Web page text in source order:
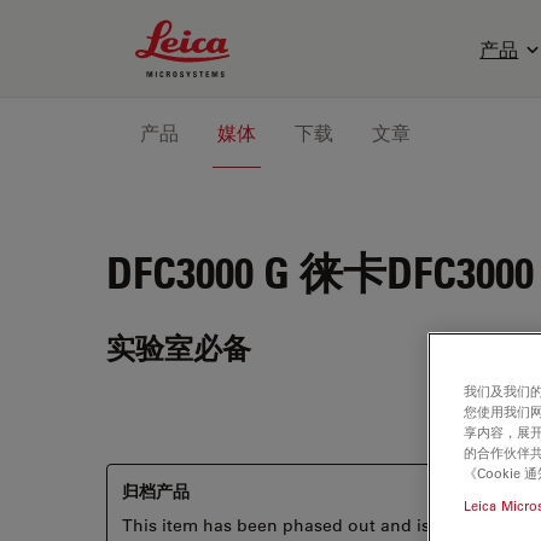
Leica Microsystems Logo
产品
产品 媒体 下载 文章
DFC3000 G 徕卡
实验室必备
归档产品
This item has been phased out and is no longer
我们及我们
您使用我们
享内容，展
的合作伙伴
《Cookie
Leica